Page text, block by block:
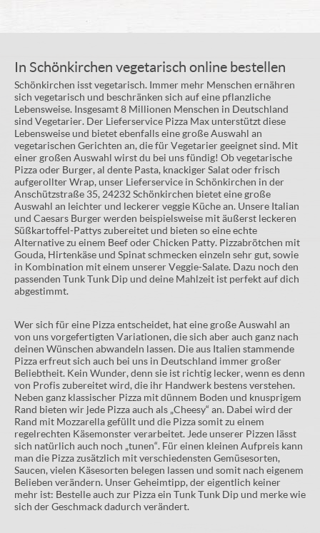
In Schönkirchen vegetarisch online bestellen
Schönkirchen isst vegetarisch. Immer mehr Menschen ernähren
sich vegetarisch und beschränken sich auf eine pflanzliche
Lebensweise. Insgesamt 8 Millionen Menschen in Deutschland
sind Vegetarier. Der Lieferservice Pizza Max unterstützt diese
Lebensweise und bietet ebenfalls eine große Auswahl an
vegetarischen Gerichten an, die für Vegetarier geeignet sind. Mit
einer großen Auswahl wirst du bei uns fündig! Ob vegetarische
Pizza oder Burger, al dente Pasta, knackiger Salat oder frisch
aufgerollter Wrap, unser Lieferservice in Schönkirchen in der
Anschützstraße 35, 24232 Schönkirchen bietet eine große
Auswahl an leichter und leckerer veggie Küche an. Unsere Italian
und Caesars Burger werden beispielsweise mit äußerst leckeren
Süßkartoffel-Pattys zubereitet und bieten so eine echte
Alternative zu einem Beef oder Chicken Patty. Pizzabrötchen mit
Gouda, Hirtenkäse und Spinat schmecken einzeln sehr gut, sowie
in Kombination mit einem unserer Veggie-Salate. Dazu noch den
passenden Tunk Tunk Dip und deine Mahlzeit ist perfekt auf dich
abgestimmt.
Wer sich für eine Pizza entscheidet, hat eine große Auswahl an
von uns vorgefertigten Variationen, die sich aber auch ganz nach
deinen Wünschen abwandeln lassen. Die aus Italien stammende
Pizza erfreut sich auch bei uns in Deutschland immer großer
Beliebtheit. Kein Wunder, denn sie ist richtig lecker, wenn es denn
von Profis zubereitet wird, die ihr Handwerk bestens verstehen.
Neben ganz klassischer Pizza mit dünnem Boden und knusprigem
Rand bieten wir jede Pizza auch als „Cheesy“ an. Dabei wird der
Rand mit Mozzarella gefüllt und die Pizza somit zu einem
regelrechten Käsemonster verarbeitet. Jede unserer Pizzen lässt
sich natürlich auch noch „tunen“. Für einen kleinen Aufpreis kann
man die Pizza zusätzlich mit verschiedensten Gemüsesorten,
Saucen, vielen Käsesorten belegen lassen und somit nach eigenem
Belieben verändern. Unser Geheimtipp, der eigentlich keiner
mehr ist: Bestelle auch zur Pizza ein Tunk Tunk Dip und merke wie
sich der Geschmack dadurch verändert.